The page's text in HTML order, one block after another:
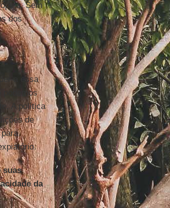
Sem
dos
a essa
podemos
A política
de
suas
da